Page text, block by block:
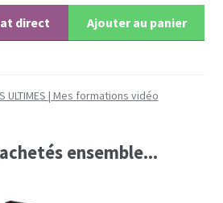
Ajouter au panier
direct
ULTIMES | Mes formations vidéo
ensemble...